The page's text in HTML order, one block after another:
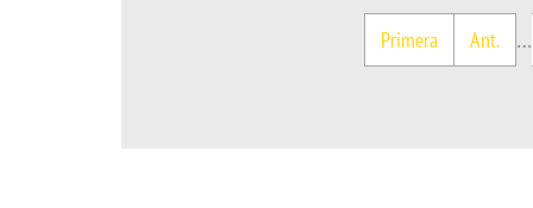
First
page
Primera Previous
page
Ant. …